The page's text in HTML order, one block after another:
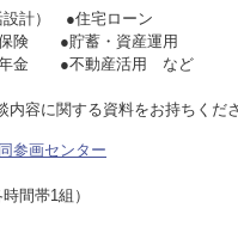
設計） ●住宅ローン
●保険 ●貯蓄・資産運用
金 ●不動産活用 など
容に関する資料をお持ちくださ
参画センター
間帯1組）